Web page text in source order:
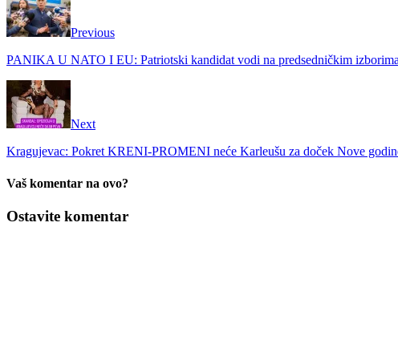
Previous
PANIKA U NATO I EU: Patriotski kandidat vodi na predsedničkim
Next
Kragujevac: Pokret KRENI-PROMENI neće Karleušu za doček Nove
Vaš komentar na ovo?
Ostavite komentar